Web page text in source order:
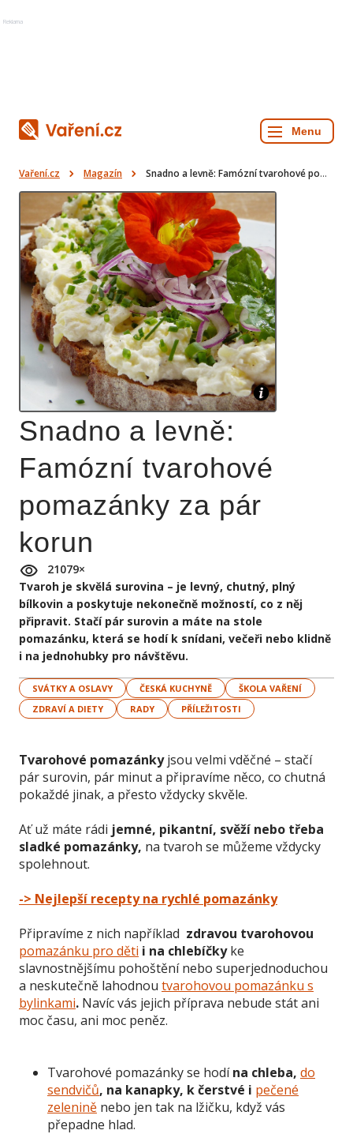
Reklama
Vaření.cz Magazín Snadno a levně: Famózní tvarohové pomazánky za pár korun
Snadno a levně:
Famózní tvarohové
pomazánky za pár
korun
21079×
Tvaroh je skvělá surovina – je levný, chutný, plný
bílkovin a poskytuje nekonečně možností, co z něj
připravit. Stačí pár surovin a máte na stole
pomazánku, která se hodí k snídani, večeři nebo klidně
i na jednohubky pro návštěvu.
SVÁTKY A OSLAVY ČESKÁ KUCHYNĚ
ŠKOLA VAŘENÍ
ZDRAVÍ A DIETY
RADY PŘÍLEŽITOSTI
Tvarohové pomazánkyjsou velmi vděčné – stačí
pár surovin, pár minut a připravíme něco, co chutná
pokaždé jinak, a přesto vždycky skvěle.
Ať už máte rádi jemné, pikantní, svěží nebo třeba
sladké pomazánky, na tvaroh se můžeme vždycky
spolehnout.
-> Nejlepší recepty na rychlé pomazánky
Připravíme z nich například zdravou tvarohovou
pomazánku pro děti i na chlebíčkyke
slavnostnějšímu pohoštění nebo superjednoduchou
a neskutečně lahodnou tvarohovou pomazánku s
bylinkami. Navíc vás jejich příprava nebude stát ani
moc času, ani moc peněz.
Tvarohové pomazánky se hodína chleba, do
sendvičů, na kanapky, k čerstvé i pečené
zelenině nebo jen tak na lžičku, když vás
přepadne hlad.